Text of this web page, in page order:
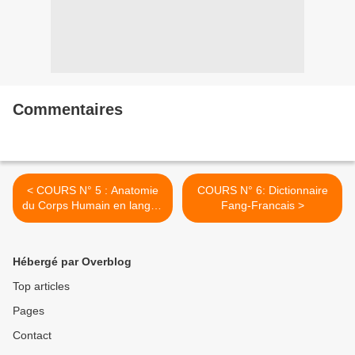
Commentaires
< COURS N° 5 : Anatomie
du Corps Humain en langue
Fang/Beti
COURS N° 6: Dictionnaire
Fang-Francais >
Hébergé par Overblog
Top articles
Pages
Contact